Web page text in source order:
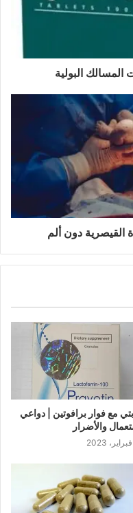
القيصرية دون ألم
مع فوار برافوتين | دواعي
والأضرار